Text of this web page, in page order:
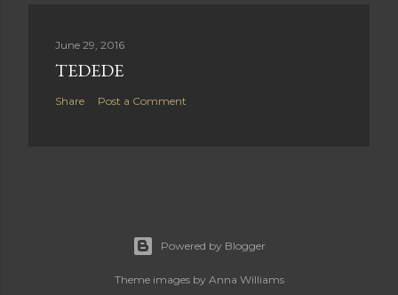
June 29, 2016
TEDEDE
Share Post a Comment
Powered by Blogger
Theme images by Anna Williams